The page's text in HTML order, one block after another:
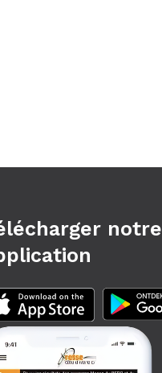
notre